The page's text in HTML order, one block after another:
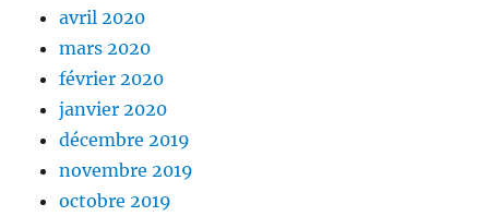
avril 2020
mars 2020
février 2020
janvier 2020
décembre 2019
novembre 2019
octobre 2019